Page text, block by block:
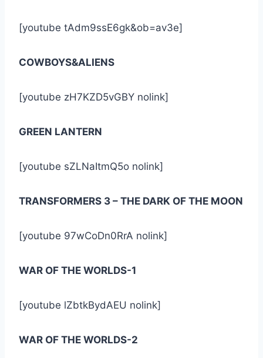
[youtube tAdm9ssE6gk&ob=av3e]
COWBOYS&ALIENS
[youtube zH7KZD5vGBY nolink]
GREEN LANTERN
[youtube sZLNaItmQ5o nolink]
TRANSFORMERS 3 – THE DARK OF THE MOON
[youtube 97wCoDn0RrA nolink]
WAR OF THE WORLDS-1
[youtube lZbtkBydAEU nolink]
WAR OF THE WORLDS-2